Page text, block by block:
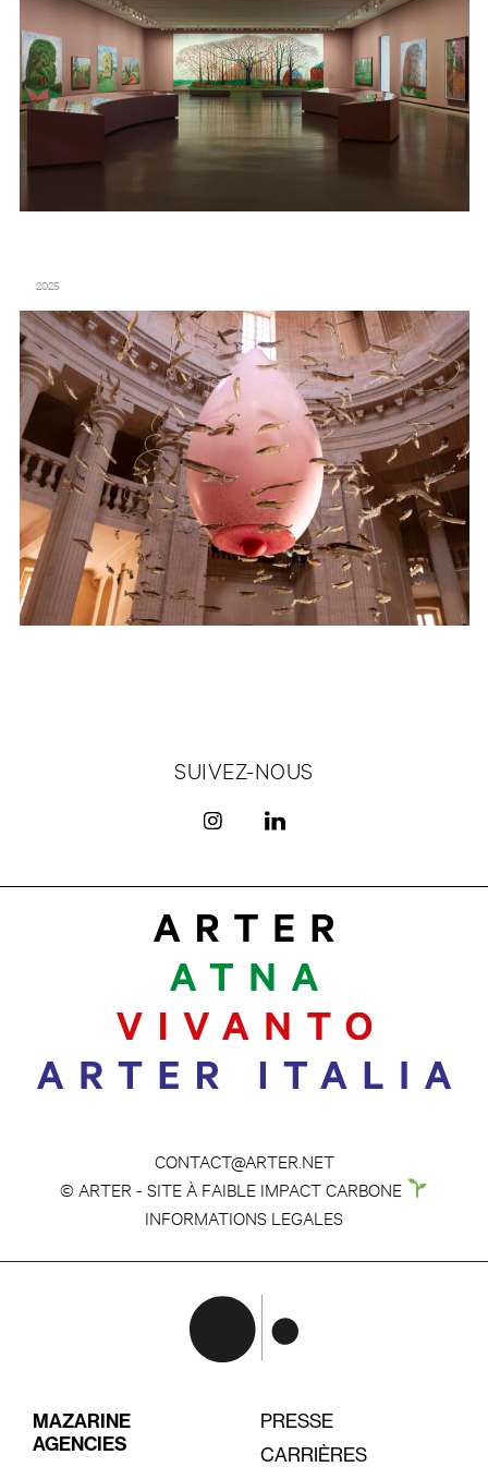
2025
SUIVEZ-NOUS
CONTACT@ARTER.NET
© ARTER - SITE À FAIBLE IMPACT CARBONE
INFORMATIONS LEGALES
MAZARINE
AGENCIES
PRESSE
CARRIÈRES